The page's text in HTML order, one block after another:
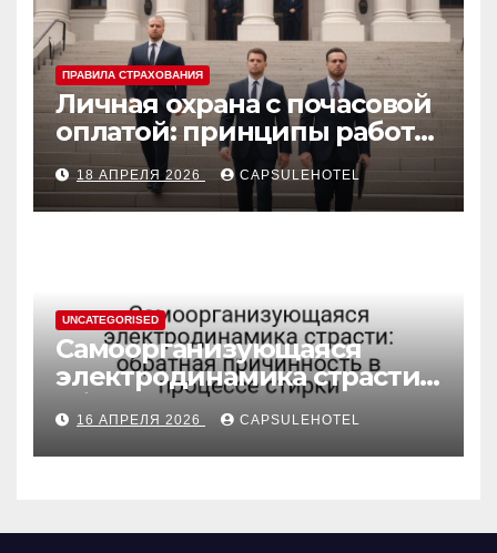
ПРАВИЛА СТРАХОВАНИЯ
Личная охрана с почасовой
оплатой: принципы работы
и правовые аспекты
18 АПРЕЛЯ 2026 CAPSULEHOTEL
UNCATEGORISED
Самоорганизующаяся
электродинамика страсти:
обратная причинность в
процессе стирки
16 АПРЕЛЯ 2026 CAPSULEHOTEL